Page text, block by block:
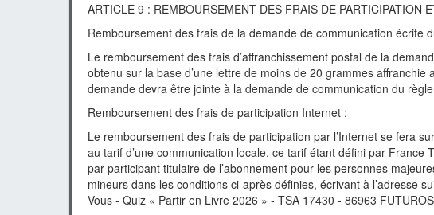
ARTICLE 9 : REMBOURSEMENT DES FRAIS DE PARTICIPATION
Remboursement des frais de la demande de communication écrite
Le remboursement des frais d’affranchissement postal de la
obtenu sur la base d’une lettre de moins de 20 grammes
demande devra être jointe à la demande de communication du
Remboursement des frais de participation Internet :
Le remboursement des frais de participation par l’Internet se fera
au tarif d’une communication locale, ce tarif étant défini par France
par participant titulaire de l’abonnement pour les personnes
mineurs dans les conditions ci-après définies, écrivant à l’adresse
Vous - Quiz « Partir en Livre 2026 » - TSA 17430 - 86963